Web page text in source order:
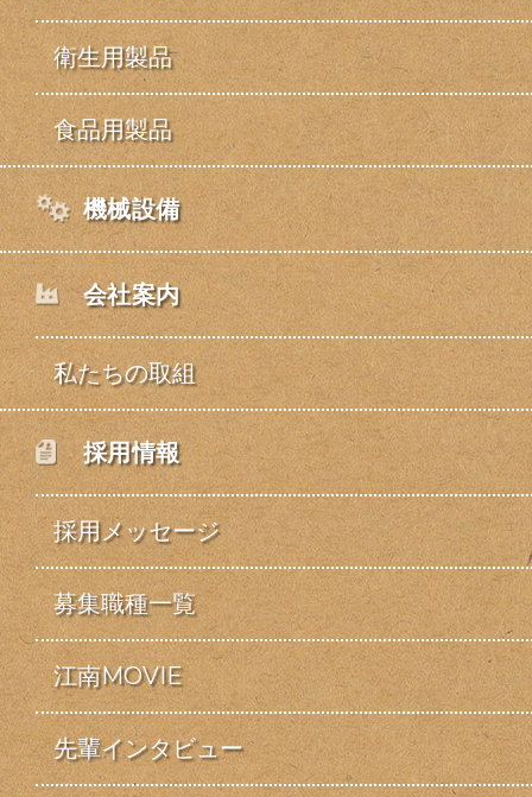
衛生用製品
食品用製品
機械設備
会社案内
私たちの取組
採用情報
採用メッセージ
募集職種一覧
江南MOVIE
先輩インタビュー